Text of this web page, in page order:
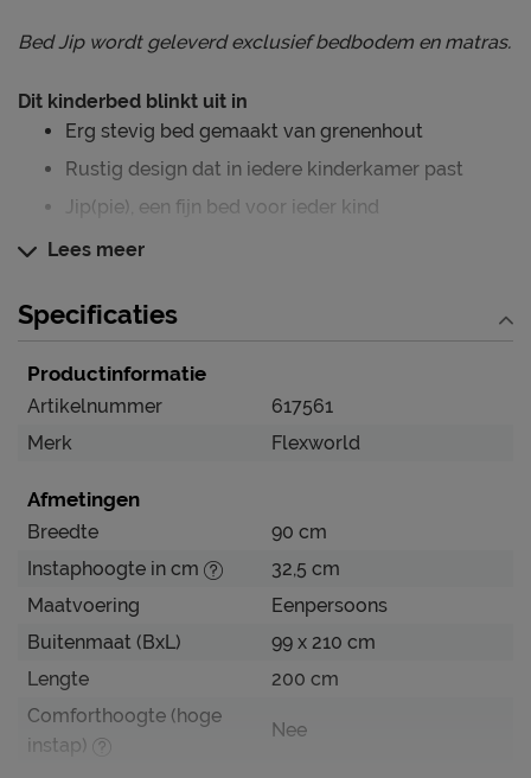
Bed Jip wordt geleverd exclusief bedbodem en matras.
Dit kinderbed blinkt uit in
Erg stevig bed gemaakt van grenenhout
Rustig design dat in iedere kinderkamer past
Jip(pie), een fijn bed voor ieder kind
Je nieuwe kinderbed wil je natuurlijk zo lang mogelijk
mooi én schoon houden. Alle schoonmaakinstructies,
evenals de garantie op het kinderbed, kun je terug
vinden bij het kopje ‘Goed om te weten’.
Lees meer
Specificaties
Productinformatie
Artikelnummer
617561
Merk
Flexworld
Afmetingen
Breedte
90 cm
Instaphoogte in cm
32,5 cm
Maatvoering
Eenpersoons
Buitenmaat (BxL)
99 x 210 cm
Lengte
200 cm
Comforthoogte (hoge
instap)
Nee